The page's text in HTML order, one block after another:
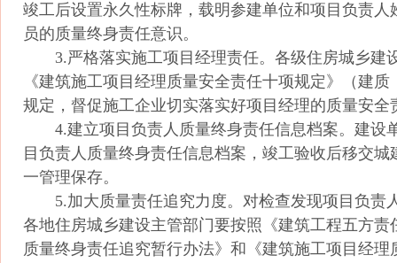
竣工后设置永久性标牌，载明参建单位和项目负责人
员的质量终身责任意识。
3.严格落实施工项目经理责任。各级住房城乡建
《建筑施工项目经理质量安全责任十项规定》（建质
规定，督促施工企业切实落实好项目经理的质量安全
4.建立项目负责人质量终身责任信息档案。建设
目负责人质量终身责任信息档案，竣工验收后移交城
一管理保存。
5.加大质量责任追究力度。对检查发现项目负责
各地住房城乡建设主管部门要按照《建筑工程五方责
质量终身责任追究暂行办法》和《建筑施工项目经理